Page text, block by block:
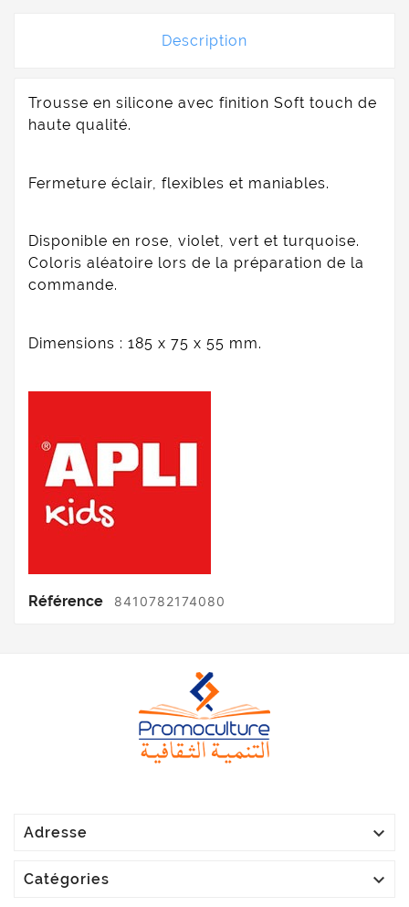
Description
Trousse en silicone avec finition Soft touch de
haute qualité.
Fermeture éclair, flexibles et maniables.
Disponible en rose, violet, vert et turquoise.
Coloris aléatoire lors de la préparation de la
commande.
Dimensions : 185 x 75 x 55 mm.
Référence 8410782174080
Adresse 
Catégories 